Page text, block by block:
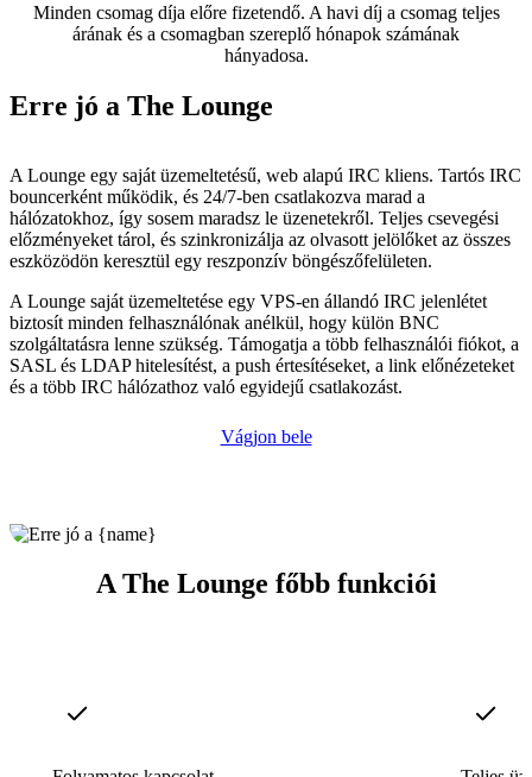
Minden csomag díja előre fizetendő. A havi díj a csomag teljes
árának és a csomagban szereplő hónapok számának
hányadosa.
Erre jó a The Lounge
A Lounge egy saját üzemeltetésű, web alapú IRC kliens. Tartós IRC
bouncerként működik, és 24/7-ben csatlakozva marad a
hálózatokhoz, így sosem maradsz le üzenetekről. Teljes csevegési
előzményeket tárol, és szinkronizálja az olvasott jelölőket az összes
eszközödön keresztül egy reszponzív böngészőfelületen.
A Lounge saját üzemeltetése egy VPS-en állandó IRC jelenlétet
biztosít minden felhasználónak anélkül, hogy külön BNC
szolgáltatásra lenne szükség. Támogatja a több felhasználói fiókot, a
SASL és LDAP hitelesítést, a push értesítéseket, a link előnézeteket
és a több IRC hálózathoz való egyidejű csatlakozást.
Vágjon bele
A The Lounge főbb funkciói